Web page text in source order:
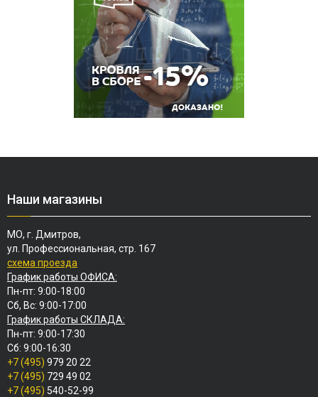
Наши магазины
МО, г. Дмитров,
ул. Профессиональная, стр. 167
схема проезда
График работы ОФИСА:
Пн-пт: 9:00-18:00
Сб, Вс: 9:00-17:00
График работы СКЛАДА:
Пн-пт: 9:00-17:30
Сб: 9:00-16:30
+7 (495) 979 20 22
+7 (495) 729 49 02
+7 (495) 540-52-99